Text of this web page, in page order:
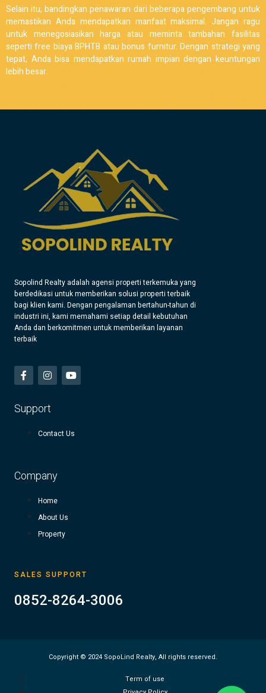
Selain itu, bandingkan penawaran dari beberapa pengembang untuk
memastikan Anda mendapatkan manfaat maksimal. Jangan ragu
untuk menegosiasikan harga atau meminta tambahan fasilitas
seperti free biaya BPHTB atau bonus furnitur. Dengan strategi yang
tepat, Anda bisa mendapatkan rumah impian dengan keuntungan
lebih besar.
Sopolind Realty adalah agensi properti terkemuka yang
berdedikasi untuk memberikan solusi properti terbaik
bagi klien kami. Dengan pengalaman bertahun-tahun di
industri ini, kami memahami setiap detail kebutuhan
Anda dan berkomitmen untuk memberikan layanan
terbaik
Support
Contact Us
Company
Home
About Us
Property
SALES SUPPORT
0852-8264-3006
Copyright © 2024 SopoLind Realty, All rights reserved.
Term of use